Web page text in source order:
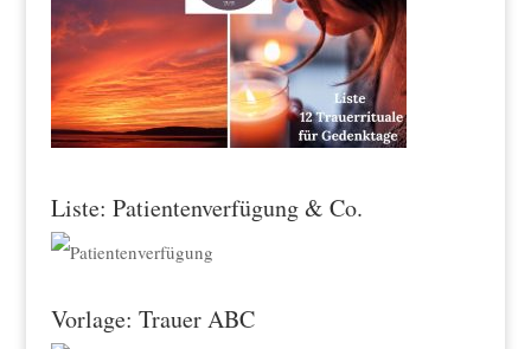
Liste: Patientenverfügung & Co.
Vorlage: Trauer ABC